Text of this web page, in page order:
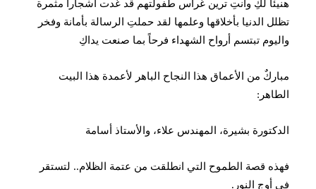
هنيئاً لكِ وأنتِ ترين غراس طفولتهم قد غدت أشجاراً مثمرة
تظلل الدنيا بأخلاقها وعلمها لقد حملتِ الرسالة بأمانة وفخر
واليوم تبتسم أرواح الشهداء فرحاً بما صنعت يداكِ
مباركٌ من الأعماق هذا النجاح الباهر لأعمدة هذا البيت
الطاهر:
الدكتورة بشيرة، المهندس علاء، والأستاذ أسامة
فهذه قصة الطموح التي انطلقت من عتمة الظلام.. لتستقر
في أوج النور.